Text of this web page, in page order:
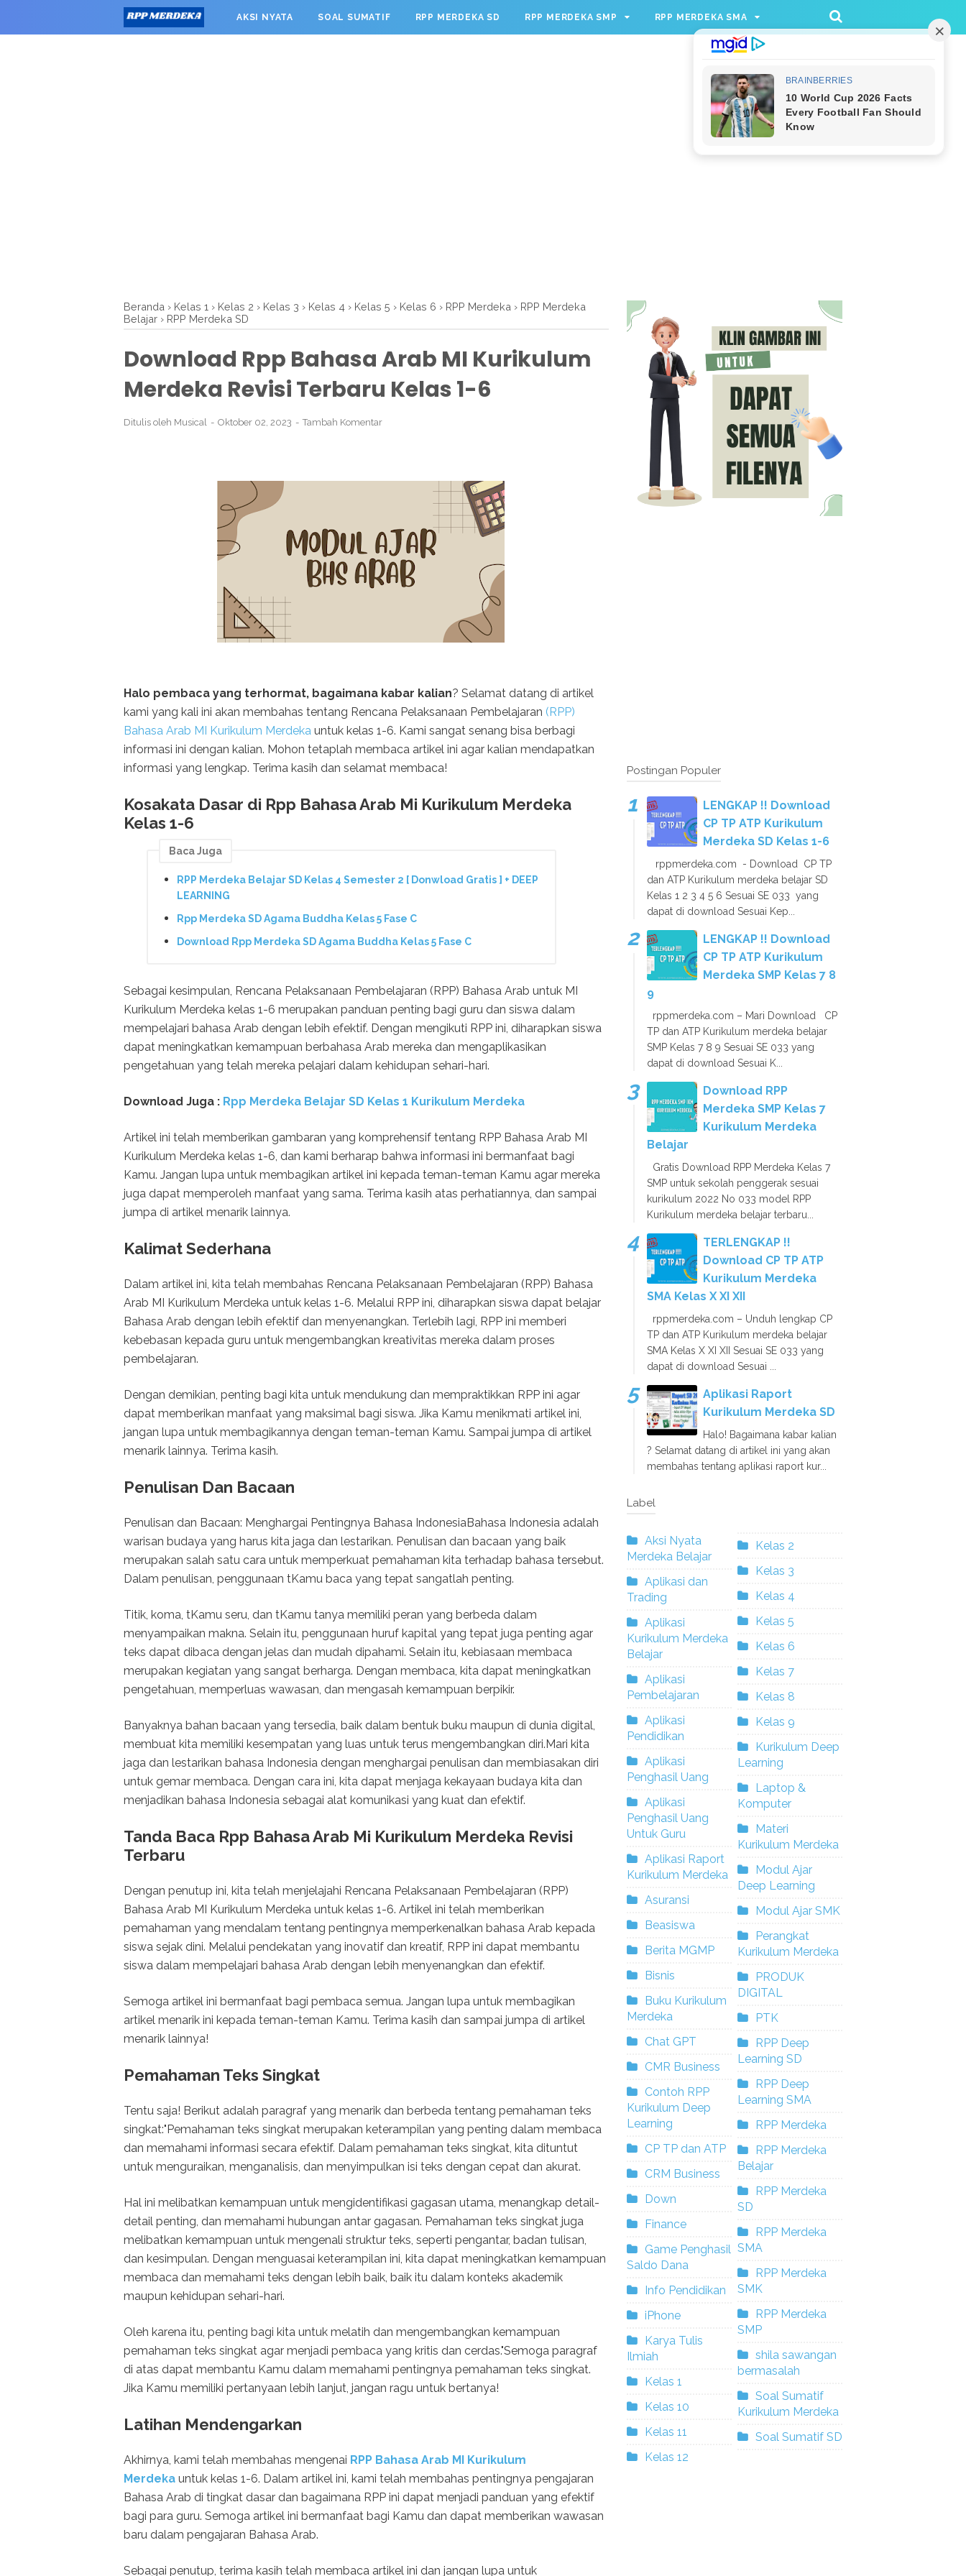
window.googletag = window.googletag || {cmd: []}; googletag.cmd.push(function() { googletag.defineSlot('/23209888932/rppmer', [336, 280], 'div-gpt-ad-1733174991559-
0').addService(googletag.pubads()); googletag.pubads().enableSingleRequest(); googletag.enableServices(); });
AKSI NYATA SOAL SUMATIF RPP MERDEKA SD RPP MERDEKA SMP RPP MERDEKA SMA
Beranda › Kelas 1 › Kelas 2 › Kelas 3 › Kelas 4 › Kelas 5 › Kelas 6 › RPP Merdeka › RPP Merdeka
Belajar › RPP Merdeka SD
Download Rpp Bahasa Arab MI Kurikulum
Merdeka Revisi Terbaru Kelas 1-6
Ditulis oleh Musical Oktober 02, 2023 Tambah Komentar
Halo pembaca yang terhormat, bagaimana kabar kalian? Selamat datang di artikel
kami yang kali ini akan membahas tentang Rencana Pelaksanaan Pembelajaran (RPP)
Bahasa Arab MI Kurikulum Merdeka untuk kelas 1-6. Kami sangat senang bisa berbagi
informasi ini dengan kalian. Mohon tetaplah membaca artikel ini agar kalian mendapatkan
informasi yang lengkap. Terima kasih dan selamat membaca!
Kosakata Dasar di Rpp Bahasa Arab Mi Kurikulum Merdeka
Kelas 1-6
Baca Juga
RPP Merdeka Belajar SD Kelas 4 Semester 2 [ Donwload Gratis ] + DEEP
LEARNING
Rpp Merdeka SD Agama Buddha Kelas 5 Fase C
Download Rpp Merdeka SD Agama Buddha Kelas 5 Fase C
Sebagai kesimpulan, Rencana Pelaksanaan Pembelajaran (RPP) Bahasa Arab untuk MI
Kurikulum Merdeka kelas 1-6 merupakan panduan penting bagi guru dan siswa dalam
mempelajari bahasa Arab dengan lebih efektif. Dengan mengikuti RPP ini, diharapkan siswa
dapat meningkatkan kemampuan berbahasa Arab mereka dan mengaplikasikan
pengetahuan yang telah mereka pelajari dalam kehidupan sehari-hari.
Download Juga : Rpp Merdeka Belajar SD Kelas 1 Kurikulum Merdeka
Artikel ini telah memberikan gambaran yang komprehensif tentang RPP Bahasa Arab MI
Kurikulum Merdeka kelas 1-6, dan kami berharap bahwa informasi ini bermanfaat bagi
Kamu. Jangan lupa untuk membagikan artikel ini kepada teman-teman Kamu agar mereka
juga dapat memperoleh manfaat yang sama. Terima kasih atas perhatiannya, dan sampai
jumpa di artikel menarik lainnya.
Kalimat Sederhana
Dalam artikel ini, kita telah membahas Rencana Pelaksanaan Pembelajaran (RPP) Bahasa
Arab MI Kurikulum Merdeka untuk kelas 1-6. Melalui RPP ini, diharapkan siswa dapat belajar
Bahasa Arab dengan lebih efektif dan menyenangkan. Terlebih lagi, RPP ini memberi
kebebasan kepada guru untuk mengembangkan kreativitas mereka dalam proses
pembelajaran.
Dengan demikian, penting bagi kita untuk mendukung dan mempraktikkan RPP ini agar
dapat memberikan manfaat yang maksimal bagi siswa. Jika Kamu menikmati artikel ini,
jangan lupa untuk membagikannya dengan teman-teman Kamu. Sampai jumpa di artikel
menarik lainnya. Terima kasih.
Penulisan Dan Bacaan
Penulisan dan Bacaan: Menghargai Pentingnya Bahasa IndonesiaBahasa Indonesia adalah
warisan budaya yang harus kita jaga dan lestarikan. Penulisan dan bacaan yang baik
merupakan salah satu cara untuk memperkuat pemahaman kita terhadap bahasa tersebut.
Dalam penulisan, penggunaan tKamu baca yang tepat sangatlah penting.
Titik, koma, tKamu seru, dan tKamu tanya memiliki peran yang berbeda dalam
menyampaikan makna. Selain itu, penggunaan huruf kapital yang tepat juga penting agar
teks dapat dibaca dengan jelas dan mudah dipahami. Selain itu, kebiasaan membaca
merupakan kegiatan yang sangat berharga. Dengan membaca, kita dapat meningkatkan
pengetahuan, memperluas wawasan, dan mengasah kemampuan berpikir.
Banyaknya bahan bacaan yang tersedia, baik dalam bentuk buku maupun di dunia digital,
membuat kita memiliki kesempatan yang luas untuk terus mengembangkan diri.Mari kita
jaga dan lestarikan bahasa Indonesia dengan menghargai penulisan dan membiasakan diri
untuk gemar membaca. Dengan cara ini, kita dapat menjaga kekayaan budaya kita dan
menjadikan bahasa Indonesia sebagai alat komunikasi yang kuat dan efektif.
Tanda Baca Rpp Bahasa Arab Mi Kurikulum Merdeka Revisi
Terbaru
Dengan penutup ini, kita telah menjelajahi Rencana Pelaksanaan Pembelajaran (RPP)
Bahasa Arab MI Kurikulum Merdeka untuk kelas 1-6. Artikel ini telah memberikan
pemahaman yang mendalam tentang pentingnya memperkenalkan bahasa Arab kepada
siswa sejak dini. Melalui pendekatan yang inovatif dan kreatif, RPP ini dapat membantu
siswa dalam mempelajari bahasa Arab dengan lebih menyenangkan dan efektif.
Semoga artikel ini bermanfaat bagi pembaca semua. Jangan lupa untuk membagikan
artikel menarik ini kepada teman-teman Kamu. Terima kasih dan sampai jumpa di artikel
menarik lainnya!
Pemahaman Teks Singkat
Tentu saja! Berikut adalah paragraf yang menarik dan berbeda tentang pemahaman teks
singkat:"Pemahaman teks singkat merupakan keterampilan yang penting dalam membaca
dan memahami informasi secara efektif. Dalam pemahaman teks singkat, kita dituntut
untuk menguraikan, menganalisis, dan menyimpulkan isi teks dengan cepat dan akurat.
Hal ini melibatkan kemampuan untuk mengidentifikasi gagasan utama, menangkap detail-
detail penting, dan memahami hubungan antar gagasan. Pemahaman teks singkat juga
melibatkan kemampuan untuk mengenali struktur teks, seperti pengantar, badan tulisan,
dan kesimpulan. Dengan menguasai keterampilan ini, kita dapat meningkatkan kemampuan
membaca dan memahami teks dengan lebih baik, baik itu dalam konteks akademik
maupun kehidupan sehari-hari.
Oleh karena itu, penting bagi kita untuk melatih dan mengembangkan kemampuan
pemahaman teks singkat agar menjadi pembaca yang kritis dan cerdas."Semoga paragraf
di atas dapat membantu Kamu dalam memahami pentingnya pemahaman teks singkat.
Jika Kamu memiliki pertanyaan lebih lanjut, jangan ragu untuk bertanya!
Latihan Mendengarkan
Akhirnya, kami telah membahas mengenai RPP Bahasa Arab MI Kurikulum
Merdeka untuk kelas 1-6. Dalam artikel ini, kami telah membahas pentingnya pengajaran
Bahasa Arab di tingkat dasar dan bagaimana RPP ini dapat menjadi panduan yang efektif
bagi para guru. Semoga artikel ini bermanfaat bagi Kamu dan dapat memberikan wawasan
baru dalam pengajaran Bahasa Arab.
Sebagai penutup, terima kasih telah membaca artikel ini dan jangan lupa untuk
Postingan Populer
LENGKAP !! Download
CP TP ATP Kurikulum
Merdeka SD Kelas 1-6
rppmerdeka.com - Download CP TP
dan ATP Kurikulum merdeka belajar SD
Kelas 1 2 3 4 5 6 Sesuai SE 033 yang
dapat di download Sesuai Kep...
LENGKAP !! Download
CP TP ATP Kurikulum
Merdeka SMP Kelas 7 8
9
rppmerdeka.com – Mari Download CP
TP dan ATP Kurikulum merdeka belajar
SMP Kelas 7 8 9 Sesuai SE 033 yang
dapat di download Sesuai K...
Download RPP
Merdeka SMP Kelas 7
Kurikulum Merdeka
Belajar
Gratis Download RPP Merdeka Kelas 7
SMP untuk sekolah penggerak sesuai
kurikulum 2022 No 033 model RPP
Kurikulum merdeka belajar terbaru...
TERLENGKAP !!
Download CP TP ATP
Kurikulum Merdeka
SMA Kelas X XI XII
rppmerdeka.com – Unduh lengkap CP
TP dan ATP Kurikulum merdeka belajar
SMA Kelas X XI XII Sesuai SE 033 yang
dapat di download Sesuai ...
Aplikasi Raport
Kurikulum Merdeka SD
Halo! Bagaimana kabar kalian
? Selamat datang di artikel ini yang akan
membahas tentang aplikasi raport kur...
Label
Aksi Nyata
Merdeka Belajar
Aplikasi dan
Trading
Aplikasi
Kurikulum Merdeka
Belajar
Aplikasi
Pembelajaran
Aplikasi
Pendidikan
Aplikasi
Penghasil Uang
Aplikasi
Penghasil Uang
Untuk Guru
Aplikasi Raport
Kurikulum Merdeka
Asuransi
Beasiswa
Berita MGMP
Bisnis
Buku Kurikulum
Merdeka
Chat GPT
CMR Business
Contoh RPP
Kurikulum Deep
Learning
CP TP dan ATP
CRM Business
Down
Finance
Game Penghasil
Saldo Dana
Info Pendidikan
iPhone
Karya Tulis
Ilmiah
Kelas 1
Kelas 10
Kelas 11
Kelas 12
Kelas 2
Kelas 3
Kelas 4
Kelas 5
Kelas 6
Kelas 7
Kelas 8
Kelas 9
Kurikulum Deep
Learning
Laptop &
Komputer
Materi
Kurikulum Merdeka
Modul Ajar
Deep Learning
Modul Ajar SMK
Perangkat
Kurikulum Merdeka
PRODUK
DIGITAL
PTK
RPP Deep
Learning SD
RPP Deep
Learning SMA
RPP Merdeka
RPP Merdeka
Belajar
RPP Merdeka
SD
RPP Merdeka
SMA
RPP Merdeka
SMK
RPP Merdeka
SMP
shila sawangan
bermasalah
Soal Sumatif
Kurikulum Merdeka
Soal Sumatif SD